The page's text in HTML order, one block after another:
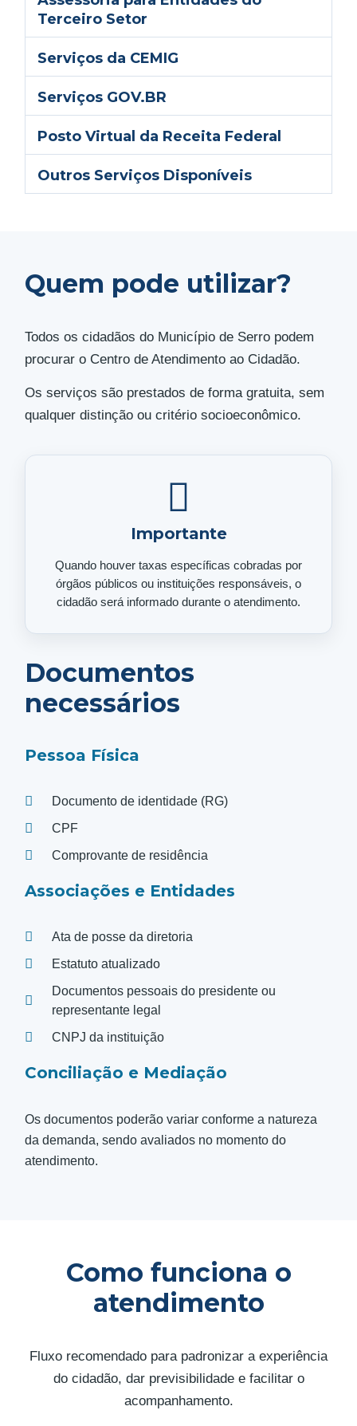
Terceiro Setor
Serviços da CEMIG
Serviços GOV.BR
Posto Virtual da Receita Federal
Outros Serviços Disponíveis
Quem pode utilizar?
Todos os cidadãos do Município de Serro podem
procurar o Centro de Atendimento ao Cidadão.
Os serviços são prestados de forma gratuita, sem
qualquer distinção ou critério socioeconômico.
Importante
Quando houver taxas específicas cobradas por
órgãos públicos ou instituições responsáveis, o
cidadão será informado durante o atendimento.
Documentos
necessários
Pessoa Física
Documento de identidade (RG)
CPF
Comprovante de residência
Associações e Entidades
Ata de posse da diretoria
Estatuto atualizado
Documentos pessoais do presidente ou
representante legal
CNPJ da instituição
Conciliação e Mediação
Os documentos poderão variar conforme a natureza
da demanda, sendo avaliados no momento do
atendimento.
Como funciona o
atendimento
Fluxo recomendado para padronizar a experiência
do cidadão, dar previsibilidade e facilitar o
acompanhamento.